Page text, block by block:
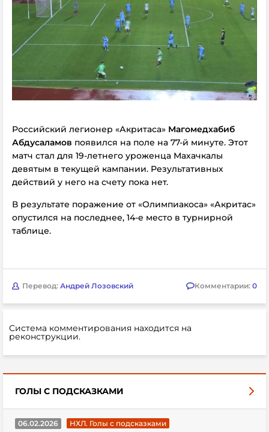
Российский легионер «Акритаса» Магомедхабиб
Абдусаламов появился на поле на 77-й минуте. Этот
матч стал для 19-летнего уроженца Махачкалы
девятым в текущей кампании. Результативных
действий у него на счету пока нет.
В результате поражение от «Олимпиакоса» «Акритас»
опустился на последнее, 14-е место в турнирной
таблице.
Перевод: Андрей Лозовский Комментарии: 0
Система комментирования находится на
реконструкции.
ГОЛЫ С ПОДСКАЗКАМИ
06.02.2026
НХЛ. Голы с подсказками